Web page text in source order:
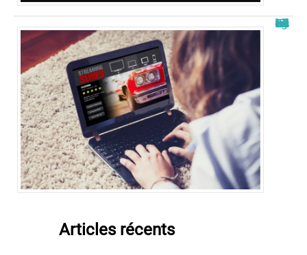
Free télécharger nouvelle adresse : les meilleurs sites en 2025
Articles récents